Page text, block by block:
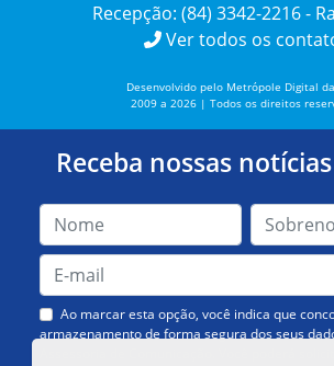
Recepção: (84) 3342-2216 -
Ver todos os
Desenvolvido pelo Metrópole Digital da
2009 a 2026 | Todos os direitos
Receba nossas notícias
Ao marcar esta opção, você indica que
armazenamento de forma segura dos seus